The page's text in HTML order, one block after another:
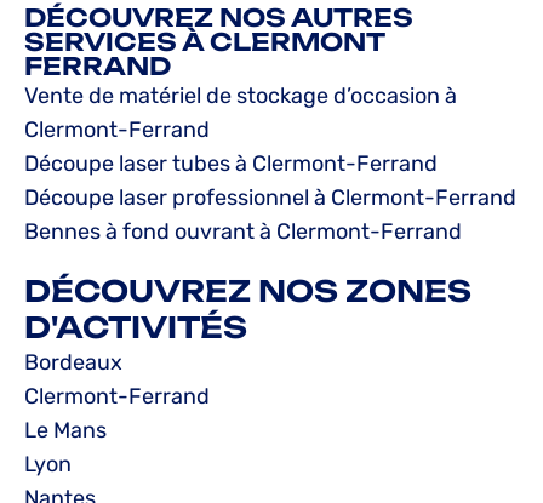
DÉCOUVREZ NOS AUTRES
SERVICES À CLERMONT
FERRAND
Vente de matériel de stockage d’occasion à
Clermont-Ferrand
Découpe laser tubes à Clermont-Ferrand
Découpe laser professionnel à Clermont-Ferrand
Bennes à fond ouvrant à Clermont-Ferrand
DÉCOUVREZ NOS ZONES
D'ACTIVITÉS
Bordeaux
Clermont-Ferrand
Le Mans
Lyon
Nantes